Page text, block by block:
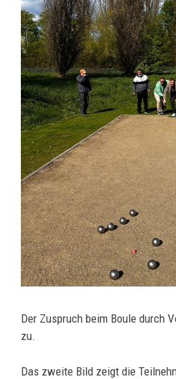
Der Zuspruch beim Boule durch
zu.
Das zweite Bild zeigt die